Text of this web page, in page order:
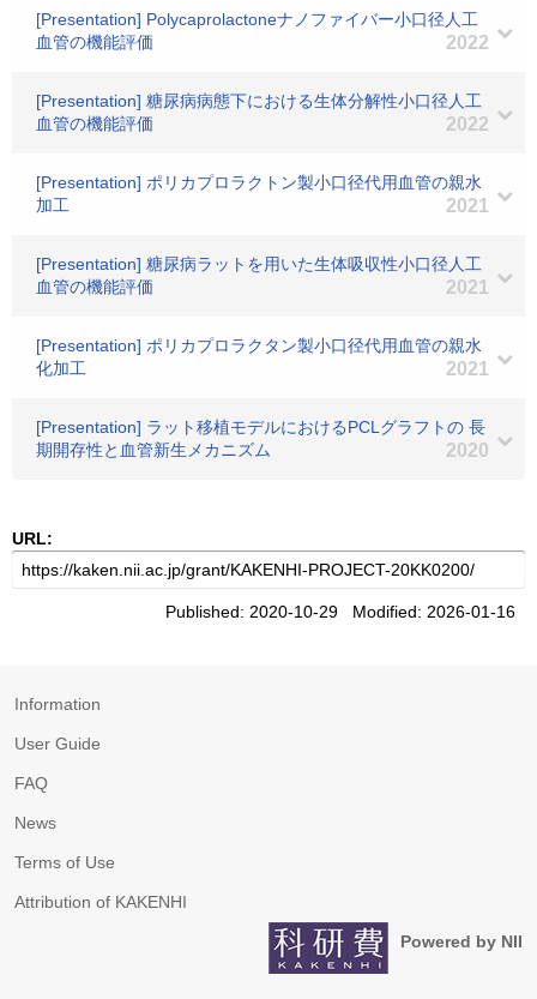
[Presentation] Polycaprolactoneナノファイバー小口径人工
血管の機能評価
2022
[Presentation] 糖尿病病態下における生体分解性小口径人工
血管の機能評価
2022
[Presentation] ポリカプロラクトン製小口径代用血管の親水
加工
2021
[Presentation] 糖尿病ラットを用いた生体吸収性小口径人工
血管の機能評価
2021
[Presentation] ポリカプロラクタン製小口径代用血管の親水
化加工
2021
[Presentation] ラット移植モデルにおけるPCLグラフトの 長
期開存性と血管新生メカニズム
2020
URL:
Published: 2020-10-29 Modified: 2026-01-16
Information
User Guide
FAQ
News
Terms of Use
Attribution of KAKENHI
Powered by NII